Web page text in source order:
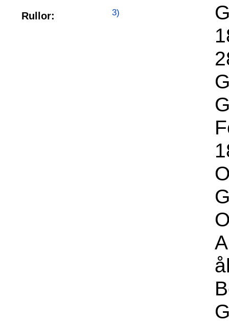
Rullor: 3)